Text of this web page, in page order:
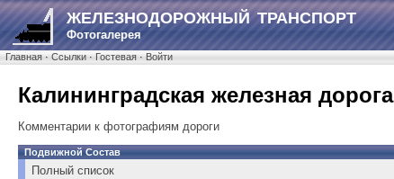
ЖЕЛЕЗНОДОРОЖНЫЙ ТРАНСПОРТ
Фотогалерея
Главная·Ссылки·Гостевая·Войти
Калининградская железная дорога
Комментарии к фотографиям дороги
Подвижной Состав
Полный список